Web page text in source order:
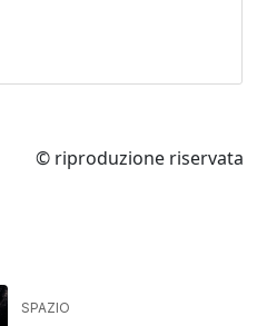
© riproduzione riservata
SPAZIO